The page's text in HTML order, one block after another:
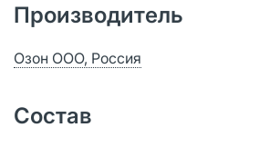
Производитель
Озон ООО, Россия
Состав